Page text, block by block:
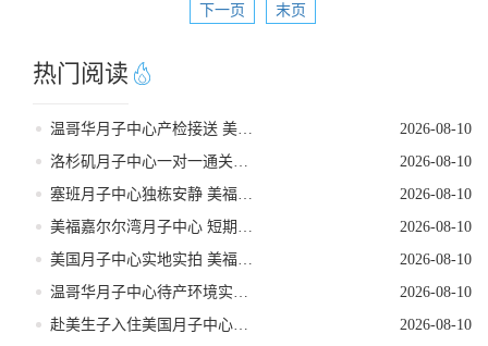
下一页
末页
热门阅读
2026-08-10
2026-08-10
2026-08-10
2026-08-10
2026-08-10
2026-08-10
2026-08-10